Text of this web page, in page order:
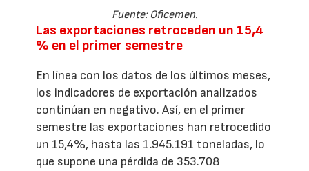
Fuente: Oficemen.
Las exportaciones retroceden un 15,4
% en el primer semestre
En línea con los datos de los últimos meses,
los indicadores de exportación analizados
continúan en negativo. Así, en el primer
semestre las exportaciones han retrocedido
un 15,4%, hasta las 1.945.191 toneladas, lo
que supone una pérdida de 353.708